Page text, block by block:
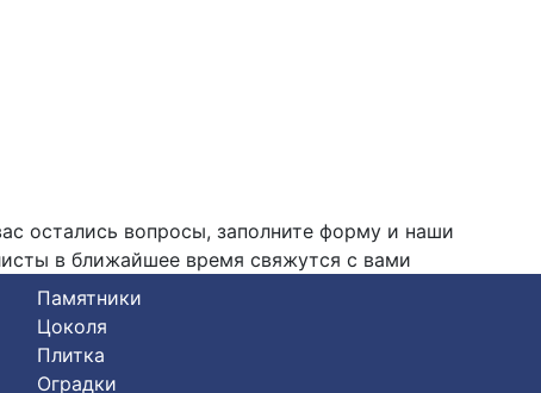
остались вопросы, заполните форму и наши
в ближайшее время свяжутся с вами
Памятники
Цоколя
Плитка
Оградки